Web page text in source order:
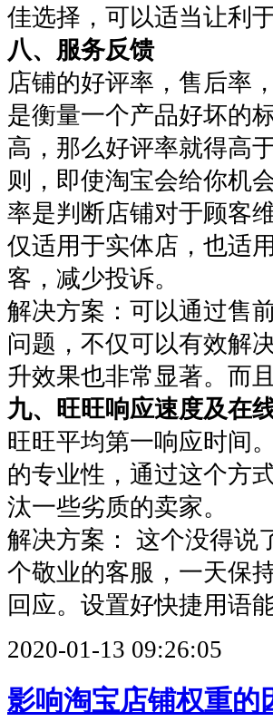
佳选择，可以适当让利
八、服务反馈
店铺的好评率，售后率
是衡量一个产品好坏的
高，那么好评率就得高
则，即使淘宝会给你机
率是判断店铺对于顾客
仅适用于实体店，也适
客，减少投诉。
解决方案：可以通过售
问题，不仅可以有效解
升效果也非常显著。而
九、旺旺响应速度及在
旺旺平均第一响应时间
的专业性，通过这个方
汰一些劣质的卖家。
解决方案： 这个没得说
个敬业的客服，一天保
回应。设置好快捷用语
2020-01-13 09:26:05
影响淘宝店铺权重的